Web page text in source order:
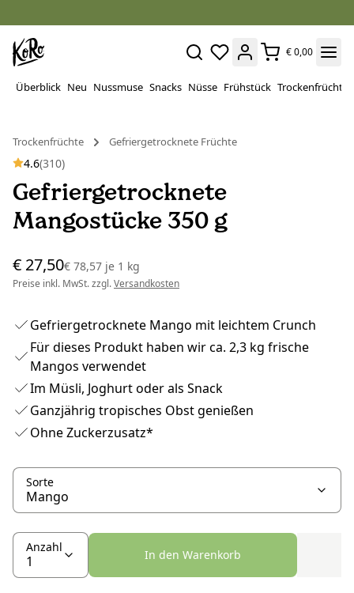
€ 0,00
Überblick Neu Nussmuse Snacks Nüsse Frühstück Trockenfrüchte
Trockenfrüchte
Gefriergetrocknete Früchte
4.6(310)
Gefriergetrocknete
Mangostücke 350 g
€ 27,50€ 78,57 je 1 kg
Preise inkl. MwSt. zzgl.Versandkosten
Gefriergetrocknete Mango mit leichtem Crunch
Für dieses Produkt haben wir ca. 2,3 kg frische
Mangos verwendet
Im Müsli, Joghurt oder als Snack
Ganzjährig tropisches Obst genießen
Ohne Zuckerzusatz*
Sorte
Anzahl
In den Warenkorb